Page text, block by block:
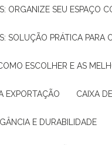
ORGANIZE SEU ESPAÇO
SOLUÇÃO PRÁTICA PARA
ESCOLHER E AS
EXPORTAÇÃO CAIXA
E DURABILIDADE